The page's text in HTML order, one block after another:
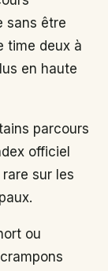
sans être
time deux à
en haute
parcours
officiel
sur les
ou